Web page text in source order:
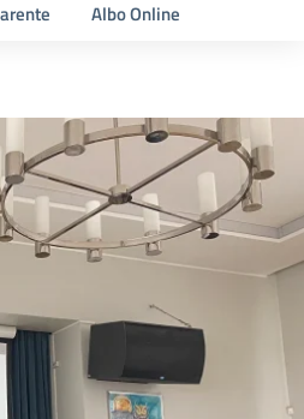
Albo Online